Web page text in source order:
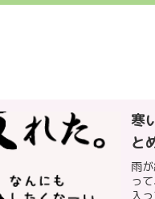
寒
と
雨
っ